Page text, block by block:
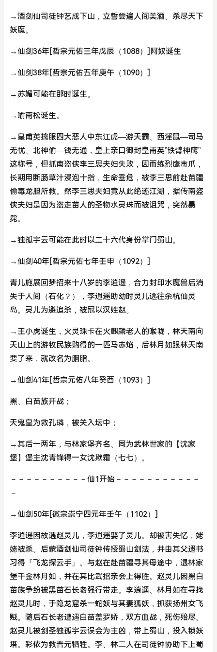
→酒剑仙司徒钟艺成下山，立誓尝遍人间美酒、杀尽天下
妖魔。
→仙剑36年[哲宗元佑三年戊辰（1088）]阿奴诞生
→仙剑38年[哲宗元佑五年庚午（1090）]
→苏媚可能在那时诞生。
→喻南松诞生。
→皇甫英擒服四大恶人中东江虎—游天霸、西淫鼠—司马
无忧、北神偷—钱无通，皇上亲口御封皇甫英”铁臂神鹰”
这称号，但抓南盗侠李三思夫妇失败，因而练烈鹰毒爪，
长期用断肠草汁浸泡十指，生命垂危，被李三思前赴苗疆
偷毒龙胆所救。然李三思夫妇竟从此绝迹江湖，据传南盗
侠夫妇是因为盗走苗人的圣物水灵珠而被诅咒，突然暴
毙。
→独孤宇云可能在此时以二十六代身份掌门蜀山。
→仙剑40年[哲宗元佑七年壬申（1092）]
青儿施展回梦招来十八岁的李逍遥，合力封印水魔兽后消
失于人间（石化？），李逍遥助幼时灵儿逃往余杭仙灵
岛。灵儿为避追杀，被冠以汉姓赵。
→王小虎诞生，火灵珠卡在火麒麟老人的喉咙，林天南向
天山上的游牧民族购得的一匹马赤焰，后林月如跟林天南
要了来，就改名为胭脂。
→仙剑41年[哲宗元佑八年癸酉（1093）]
黑、白苗族开战；
天鬼皇为救孔璘，被关入坛中；
→其后一两年，与林家堡齐名、同为武林世家的【沈家
堡】堡主沈青锋得一女沈欺霜（七七）。
－－－－－－－－－－仙1开始－－－－－－－－－－－
－
→仙剑50年[徽宗崇宁四元年壬午（1102）]
李逍遥因故遇赵灵儿，李逍遥娶了灵儿。却被害失忆，姥
姥被杀。后蒙酒剑仙司徒钟传授蜀山剑法，并由其父遗书
习得『飞龙探云手』。与赵在赴苗疆寻其母途中，遇林家
堡千金林月如，并在其比武招亲会上得胜。赵灵儿因黑白
苗族争纷被黑苗石长老强行带走。李逍遥、林月如在寻找
赵灵儿时，于隐龙窟杀一蛇妖与其妻狐妖，抓获扬州女飞
贼。随后石长老遭遇白苗盖罗娇，双方血战，死伤殆尽。
赵灵儿被剑圣独孤宇云误会为主凶，带上蜀山，投入锁妖
塔。彩依为救晋元牺牲。李、林二人在司徒钟协助下上蜀